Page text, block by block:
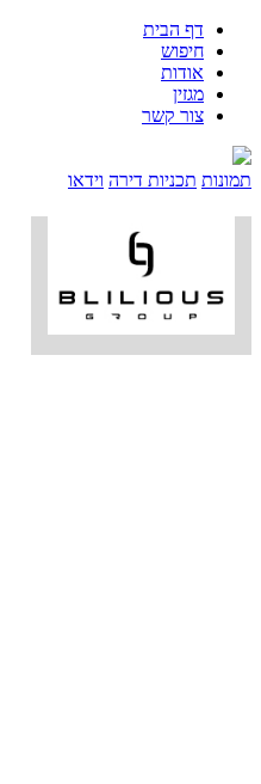
דף הבית
חיפוש
אודות
מגזין
צור קשר
תמונות תכניות דירה וידאו